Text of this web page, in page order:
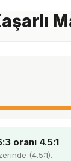
oranı 4.5:1
(4.5:1).